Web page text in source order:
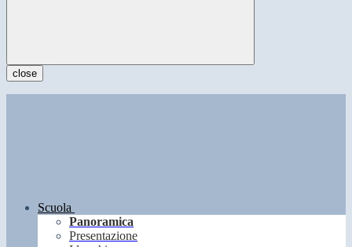
close
Scuola
Panoramica
Presentazione